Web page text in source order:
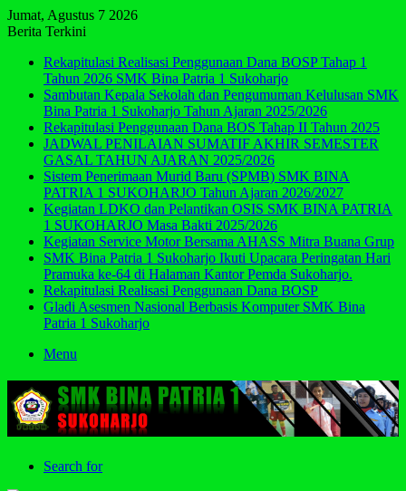
Jumat, Agustus 7 2026
Berita Terkini
Rekapitulasi Realisasi Penggunaan Dana BOSP Tahap 1
Tahun 2026 SMK Bina Patria 1 Sukoharjo
Sambutan Kepala Sekolah dan Pengumuman Kelulusan SMK
Bina Patria 1 Sukoharjo Tahun Ajaran 2025/2026
Rekapitulasi Penggunaan Dana BOS Tahap II Tahun 2025
JADWAL PENILAIAN SUMATIF AKHIR SEMESTER
GASAL TAHUN AJARAN 2025/2026
Sistem Penerimaan Murid Baru (SPMB) SMK BINA
PATRIA 1 SUKOHARJO Tahun Ajaran 2026/2027
Kegiatan LDKO dan Pelantikan OSIS SMK BINA PATRIA
1 SUKOHARJO Masa Bakti 2025/2026
Kegiatan Service Motor Bersama AHASS Mitra Buana Grup
SMK Bina Patria 1 Sukoharjo Ikuti Upacara Peringatan Hari
Pramuka ke-64 di Halaman Kantor Pemda Sukoharjo.
Rekapitulasi Realisasi Penggunaan Dana BOSP
Gladi Asesmen Nasional Berbasis Komputer SMK Bina
Patria 1 Sukoharjo
Menu
Search for